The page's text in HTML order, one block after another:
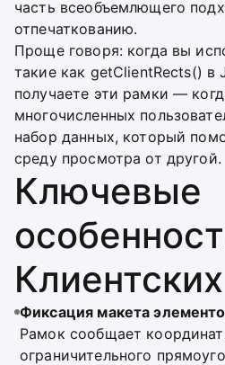
часть всеобъемлющего
отпечаткованию.
Проще говоря: когда вы
такие как getClientRects() в
получаете эти рамки —
многочисленных
набор данных, который
среду просмотра от другой.
Ключевые
Фиксация макета
Рамок сообщает
ограничительного